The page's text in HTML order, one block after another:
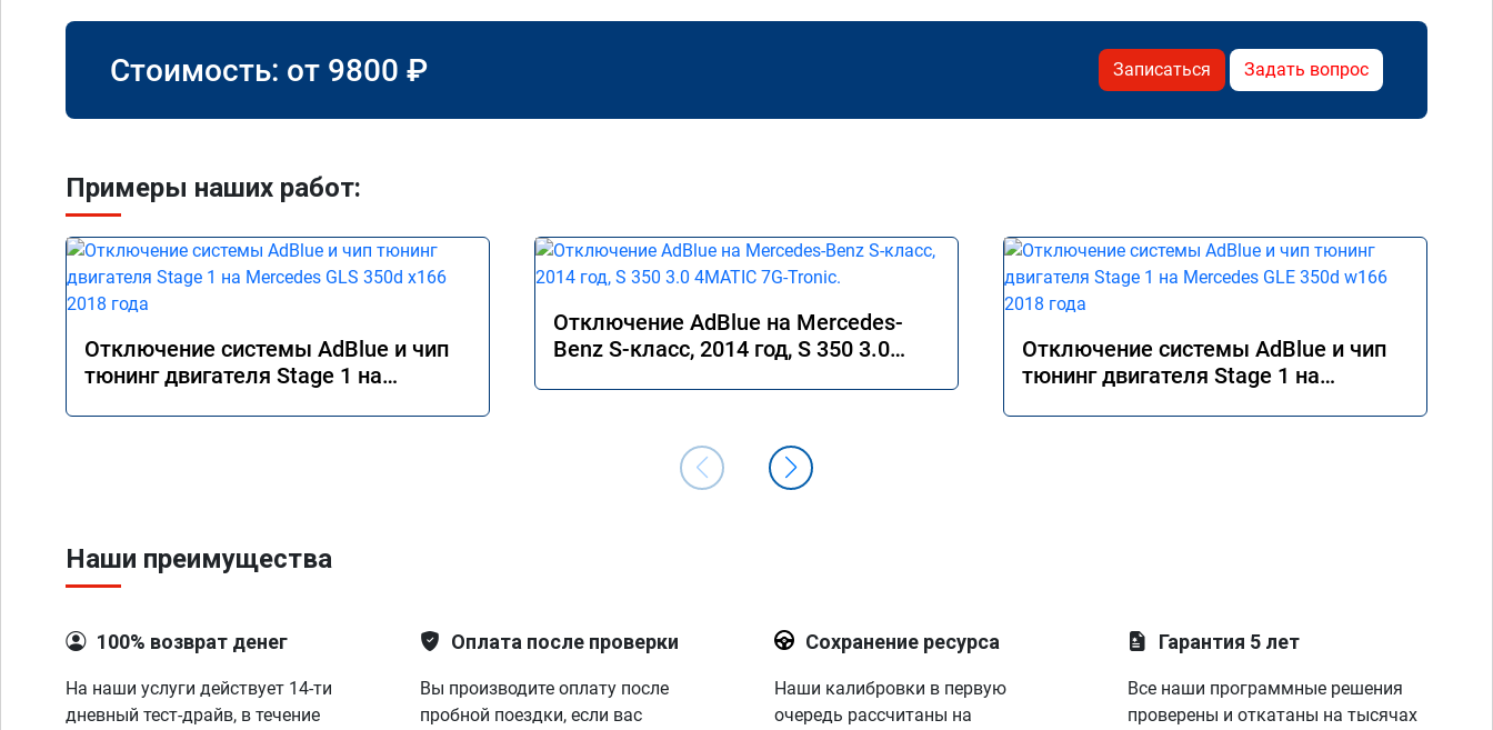
Стоимость: от 9800 ₽ Записаться Задать вопрос
Примеры наших работ:
Отключение системы AdBlue и чип
тюнинг двигателя Stage 1 на
Отключение AdBlue на Mercedes-
Benz S-класс, 2014 год, S 350 3.0
Отключение системы AdBlue и чип
тюнинг двигателя Stage 1 на
Наши преимущества
100% возврат денег
На наши услуги действует 14-ти
дневный тест-драйв, в течение
Оплата после проверки
Вы производите оплату после
пробной поездки, если вас
Сохранение ресурса
Наши калибровки в первую
очередь рассчитаны на
Гарантия 5 лет
Все наши программные решения
проверены и откатаны на тысячах